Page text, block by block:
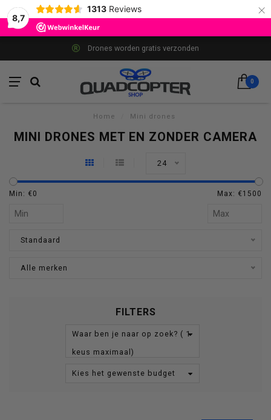
8,7
1313 Reviews ×
Drones worden gratis verzonden
0
Home Mini drones
MINI DRONES MET EN ZONDER CAMERA
24
Min: €0 Max: €1500
Standaard
Alle merken
FILTERS
Waar ben je naar op zoek? ( 1
keus maximaal)
Kies het gewenste budget